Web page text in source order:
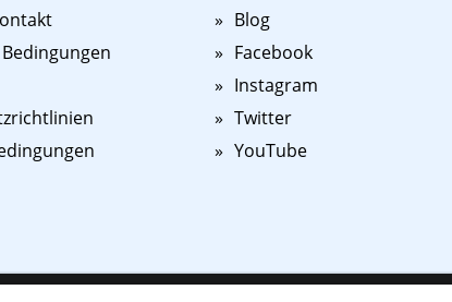
Blog
Facebook
Instagram
Twitter
YouTube